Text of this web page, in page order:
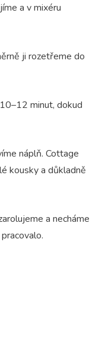
a v mixéru
ji rozetřeme do
minut, dokud
náplň. Cottage
kousky a důkladně
a necháme